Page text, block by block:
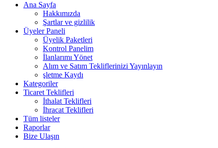
Ana Sayfa
Hakkımızda
Şartlar ve gizlilik
Üyeler Paneli
Üyelik Paketleri
Kontrol Panelim
İlanlarımı Yönet
Alım ve Satım Tekliflerinizi Yayınlayın
şletme Kaydı
Kategoriler
Ticaret Teklifleri
İthalat Teklifleri
İhracat Teklifleri
Tüm listeler
Raporlar
Bize Ulaşın